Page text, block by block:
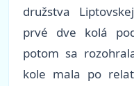
družstva
prvé dve kolá
potom sa
kole mala po